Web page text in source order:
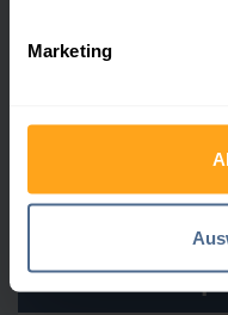
Marketing
3 Monate